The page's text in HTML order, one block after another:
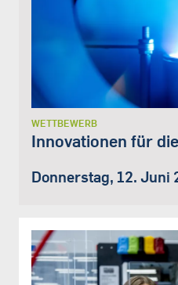
WETTBEWERB
Innovationen für
Donnerstag, 12. Juni